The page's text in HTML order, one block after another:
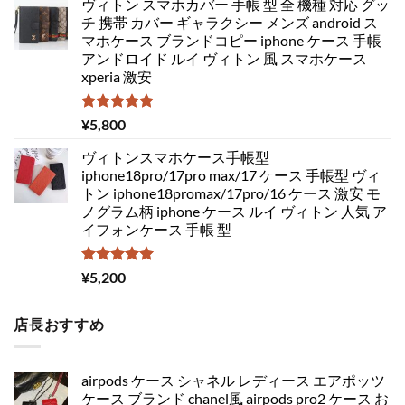
ヴィトン スマホカバー 手帳 型 全 機種 対応 グッ
チ 携帯 カバー ギャラクシー メンズ android ス
マホケース ブランドコピー iphone ケース 手帳
アンドロイド ルイ ヴィトン 風 スマホケース
xperia 激安
5段階中
5.00
¥5,800
ヴィトンスマホケース手帳型
iphone18pro/17pro max/17 ケース 手帳型 ヴィ
トン iphone18promax/17pro/16 ケース 激安 モ
ノグラム柄 iphone ケース ルイ ヴィトン 人気 ア
イフォンケース 手帳 型
5段階中
5.00
¥5,200
店長おすすめ
airpods ケース シャネル レディース エアポッツ
ケース ブランド chanel風 airpods pro2 ケース お